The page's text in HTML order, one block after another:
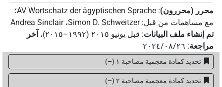
محرر (محررون):
AV Wortschatz der ägyptischen Sprache؛
مع مساهمات من قبل:
Simon D. Schweitzer،Andrea Sinclair
تم إنشاء ملف البيانات: قبل يونيو ۲۰۱٥ (۱۹۹۲–۲۰۱٥) ، آخر
مراجعة: ٢٠٢٤/٠٨/٢٦
تحديد كمادة معجمية مصاحبة ١ –
)
تحديد كمادة معجمية مصاحبة ٢ –
)